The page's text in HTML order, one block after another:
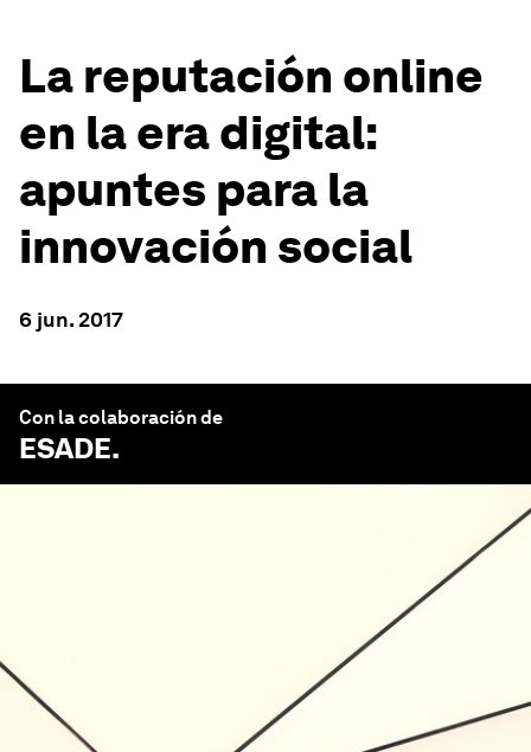
La reputación online
en la era digital:
apuntes para la
innovación social
6 jun. 2017
Con la colaboración de
ESADE.